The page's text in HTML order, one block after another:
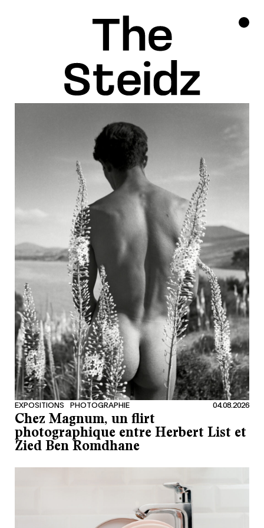
NEWS INSPIRATION
LINKEDIN
FACEBOOK
EXPOSITIONS PHOTOGRAPHIE 04.08.2026
Chez Magnum, un flirt
photographique entre Herbert List et
Zied Ben Romdhane